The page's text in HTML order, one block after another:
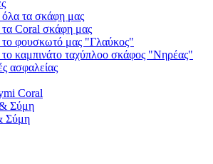
όλα τα σκάφη μας
τα Coral σκάφη μας
το φουσκωτό μας "Γλαύκος"
το καμπινάτο ταχύπλοο σκάφος "Νηρέας"
ασφαλείας
Coral
Σύμη
Σύμη